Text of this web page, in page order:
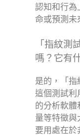
認知和行為
命或預測未
「指紋測
嗎？它有
是的，「指
這個測試利
的分析軟體
量等特徵與
要用處在於